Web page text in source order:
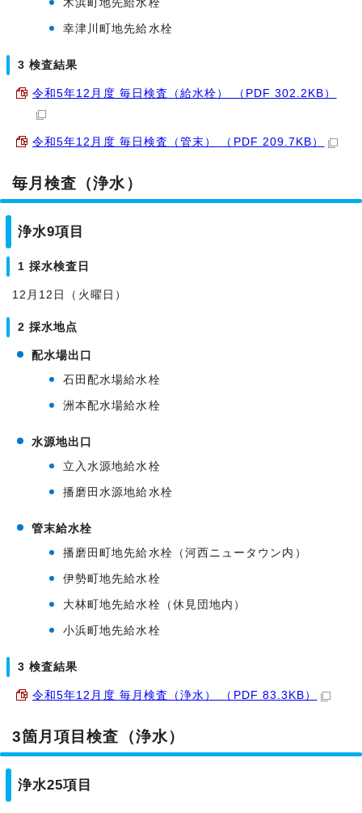
木浜町地先給水栓
幸津川町地先給水栓
3 検査結果
令和5年12月度 毎日検査（給水栓） （PDF 302.2KB）
令和5年12月度 毎日検査（管末） （PDF 209.7KB）
毎月検査（浄水）
浄水9項目
1 採水検査日
12月12日（火曜日）
2 採水地点
配水場出口
石田配水場給水栓
洲本配水場給水栓
水源地出口
立入水源地給水栓
播磨田水源地給水栓
管末給水栓
播磨田町地先給水栓（河西ニュータウン内）
伊勢町地先給水栓
大林町地先給水栓（休見団地内）
小浜町地先給水栓
3 検査結果
令和5年12月度 毎月検査（浄水） （PDF 83.3KB）
3箇月項目検査（浄水）
浄水25項目